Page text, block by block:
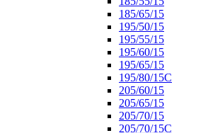
185/65/15
195/50/15
195/55/15
195/60/15
195/65/15
195/80/15С
205/60/15
205/65/15
205/70/15
205/70/15С